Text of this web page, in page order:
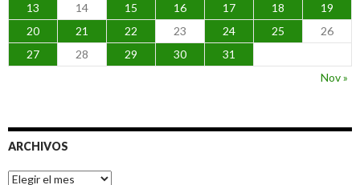
13
14 15 16 17 18
19
20
21 22 23 24 25
26
27
28 29 30
31
Nov »
ARCHIVOS
Archivos